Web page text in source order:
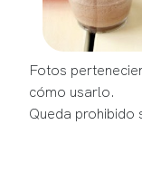
Fotos
cómo usarlo.
Queda prohibido